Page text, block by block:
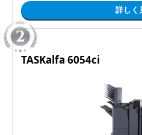
詳しく
TASKalfa 6054ci